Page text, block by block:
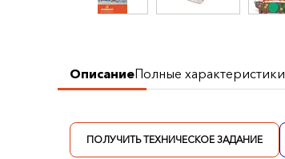
ОписаниеПолные характеристики
ПОЛУЧИТЬ ТЕХНИЧЕСКОЕ ЗАДАНИЕ